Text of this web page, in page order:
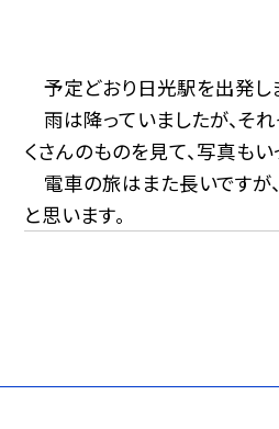
予定どおり日光駅を出発し
雨は降っていましたが、そ
くさんのものを見て、写真もい
電車の旅はまた長いですが
と思います。